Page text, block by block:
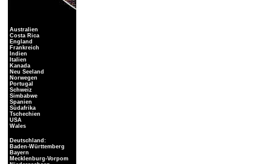
Australien
Costa Rica
England
Frankreich
Indien
Italien
Kanada
Neu Seeland
Norwegen
Portugal
Schweiz
Simbabwe
Spanien
Südafrika
Tschechien
USA
Wales
Deutschland:
Baden-Württemberg
Bayern
Mecklenburg-Vorpom